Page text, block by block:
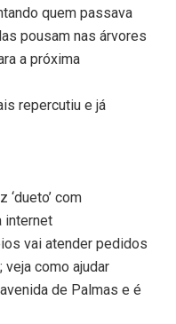
quem passava
pousam nas árvores
a próxima
repercutiu e já
‘dueto’ com
internet
vai atender pedidos
como ajudar
de Palmas e é